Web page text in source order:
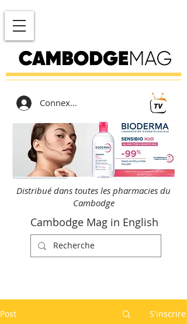
Connexion
Distribué dans toutes les pharmacies du
Cambodge
Cambodge Mag in English
Post S'inscrire